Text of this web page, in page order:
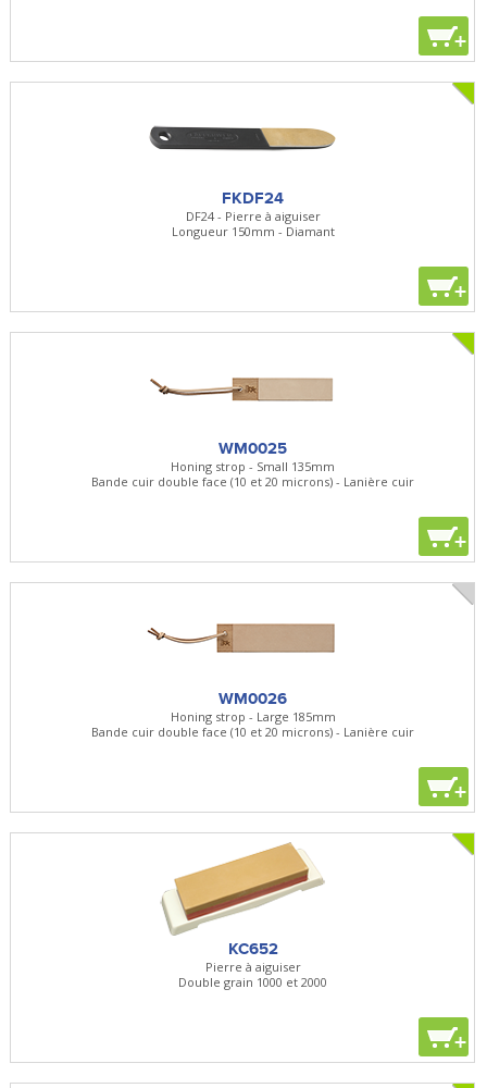
+
FKDF24
DF24 - Pierre à aiguiser
Longueur 150mm - Diamant
+
WM0025
Honing strop - Small 135mm
Bande cuir double face (10 et 20 microns) - Lanière cuir
+
WM0026
Honing strop - Large 185mm
Bande cuir double face (10 et 20 microns) - Lanière cuir
+
KC652
Pierre à aiguiser
Double grain 1000 et 2000
+